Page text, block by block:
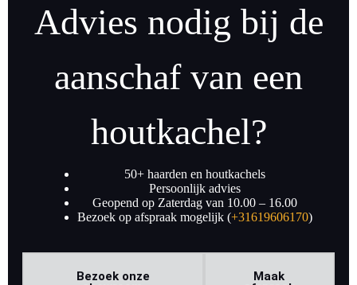
Advies nodig bij de
aanschaf van een
houtkachel?
50+ haarden en houtkachels
Persoonlijk advies
Geopend op Zaterdag van 10.00 – 16.00
Bezoek op afspraak mogelijk (+31619606170)
Bezoek onze
Maak